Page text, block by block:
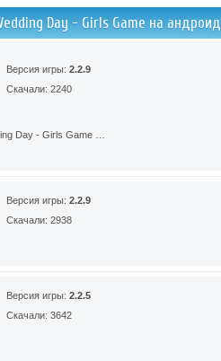
Day - Girls Game на андроид
Версия игры: 2.2.9
Скачали: 2240
Day - Girls Game …
Версия игры: 2.2.9
Скачали: 2938
Версия игры: 2.2.5
Скачали: 3642